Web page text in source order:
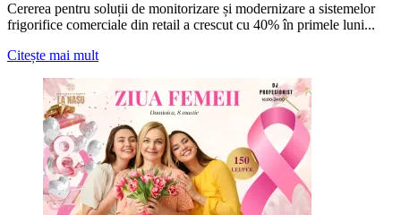
Cererea pentru soluții de monitorizare și modernizare a sistemelor
frigorifice comerciale din retail a crescut cu 40% în primele luni...
Citește mai multCitește
multe
despre
Cererea
pentru
modernizarea
sistemelor
frigorifice
din